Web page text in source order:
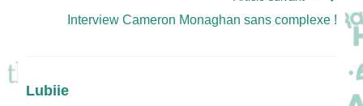
Interview Cameron Monaghan sans complexe !
Lubiie